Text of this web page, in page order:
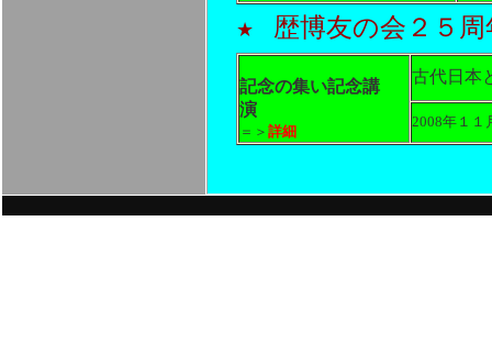
★ 歴博友の会２５
記念の集い記念講
演
＝＞ 詳細
古代日本
2008年１